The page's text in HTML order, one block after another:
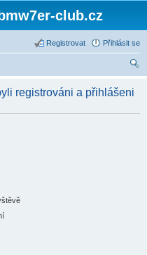
club.cz
Přihlásit se
Registrovat
registrováni a přihlášeni